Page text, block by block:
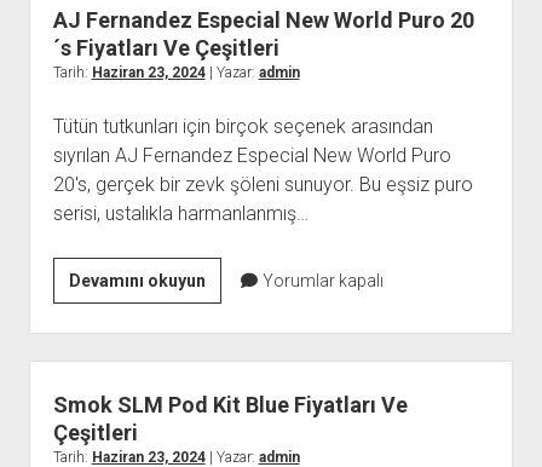
Sahip
Olun
AJ Fernandez Especial New World Puro 20
´s Fiyatları Ve Çeşitleri
Tarih: Haziran 23, 2024| Yazar: admin
Tütün tutkunları için birçok seçenek arasından
sıyrılan AJ Fernandez Especial New World Puro
20's, gerçek bir zevk şöleni sunuyor. Bu eşsiz puro
serisi, ustalıkla harmanlanmış…
Devamını okuyunAJ
Fernandez
Especial
New
World
20
Yorumlar kapalı
Smok SLM Pod Kit Blue Fiyatları Ve
Çeşitleri
Tarih: Haziran 23, 2024| Yazar: admin